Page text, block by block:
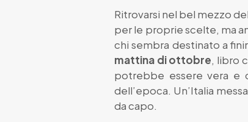
Ritrovarsi nel bel mezzo
per le proprie scelte, ma
chi sembra destinato a
mattina di ottobre, libro
potrebbe essere vera e
dell’epoca. Un’Italia
da capo.